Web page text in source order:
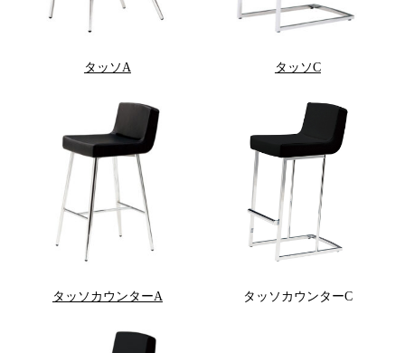
タッソA タッソC
タッソカウンターA タッソカウンターC